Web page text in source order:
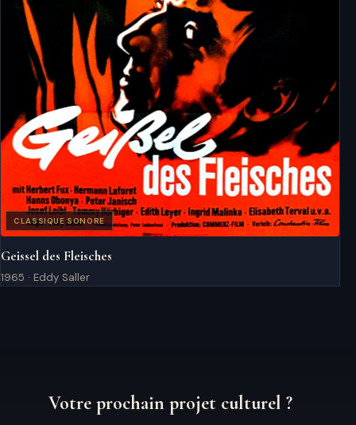
CLASSIQUE SONORE
Geissel des Fleisches
1965 · Eddy Saller
Votre prochain projet culturel ?